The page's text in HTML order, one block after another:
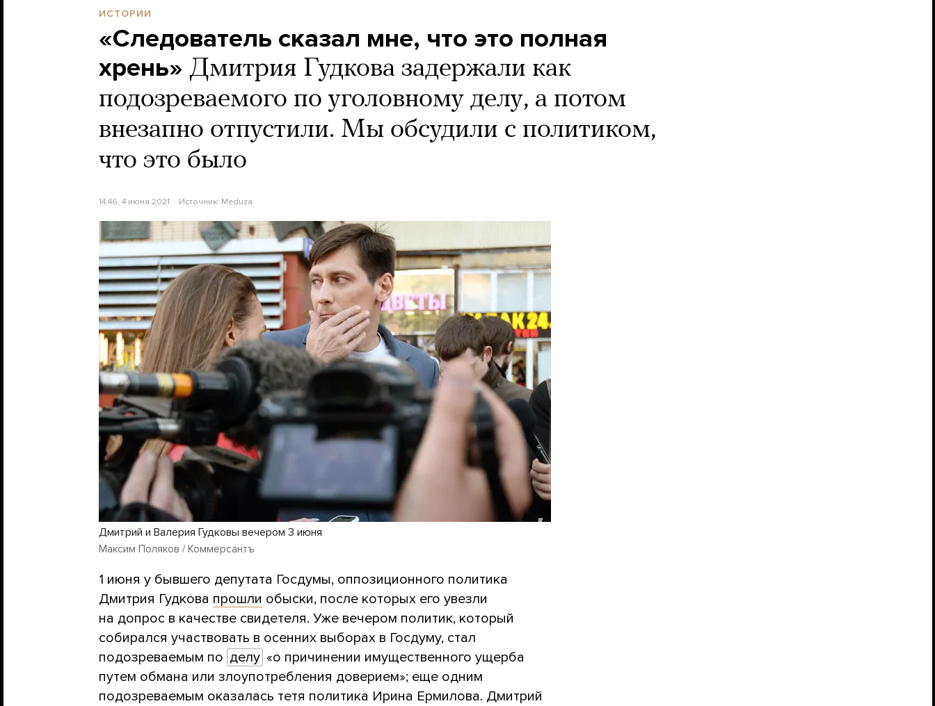
ИСТОРИИ
«Следователь сказал мне, что это полная
хрень» Дмитрия Гудкова задержали как
подозреваемого по уголовному делу, а потом
внезапно отпустили. Мы обсудили с политиком,
что это было
14:46, 4 июня 2021 Источник: Meduza
Дмитрий и Валерия Гудковы вечером 3 июня
Максим Поляков / Коммерсантъ
1 июня у бывшего депутата Госдумы, оппозиционного политика
Дмитрия Гудкова прошли обыски, после которых его увезли
на допрос в качестве свидетеля. Уже вечером политик, который
собирался участвовать в осенних выборах в Госдуму, стал
подозреваемым по делу «о причинении имущественного ущерба
путем обмана или злоупотребления доверием»; еще одним
подозреваемым оказалась тетя политика Ирина Ермилова. Дмитрий